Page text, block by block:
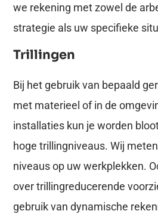
we rekening met zowel de
strategie als uw specifieke
Trillingen
Bij het gebruik van bepaald
met materieel of in de
installaties kun je worden
hoge trillingniveaus. Wij
niveaus op uw werkplekken.
over trillingreducerende
gebruik van dynamische